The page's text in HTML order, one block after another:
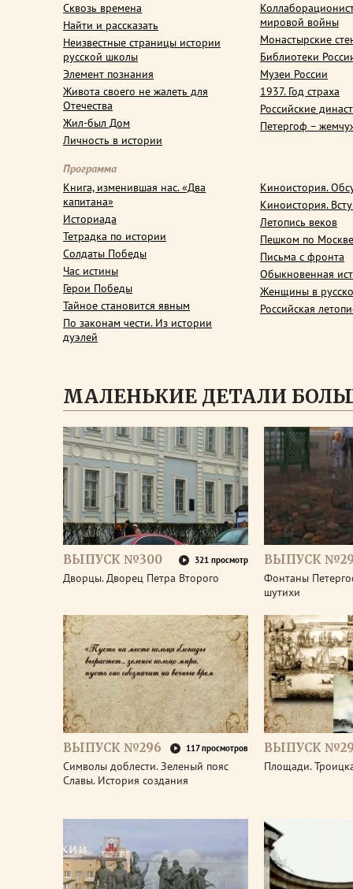
Сквозь времена
Найти и рассказать
Неизвестные страницы истории
русской школы
Элемент познания
Живота своего не жалеть для
Отечества
Жил-был Дом
Личность в истории
мировой войны
Монастырские
Библиотеки
Музеи России
1937. Год страха
Российские
Петергоф –
Программа
Книга, изменившая нас. «Два
капитана»
Историада
Тетрадка по истории
Солдаты Победы
Час истины
Герои Победы
Тайное становится явным
По законам чести. Из истории
дуэлей
Киноистория.
Киноистория.
Летопись веков
Пешком по Москве
Письма с фронта
Обыкновенная
Женщины в
Российская
МАЛЕНЬКИЕ ДЕТАЛИ
ВЫПУСК №300 321 просмотр
Дворцы. Дворец Петра Второго
ВЫПУСК
Фонтаны
шутихи
ВЫПУСК №296 117 просмотров
Символы доблести. Зеленый пояс
Славы. История создания
ВЫПУСК
Площади.